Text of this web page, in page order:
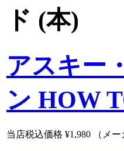
ド (本)
アスキー
ン HOW
当店税込価格 ¥1,980 （メ